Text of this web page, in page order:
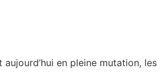
en pleine mutation, les